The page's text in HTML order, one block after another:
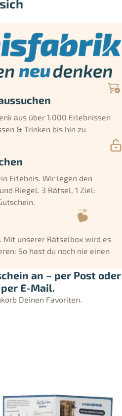
sich
aus über 1.000 Erlebnissen
& Trinken bis hin zu
Erlebnis. Wir legen den
Riegel. 3 Rätsel, 1 Ziel:
Mit unserer Rätselbox wird es
So hast du noch nie einen
an – per Post oder
E-Mail.
Deinen Favoriten.